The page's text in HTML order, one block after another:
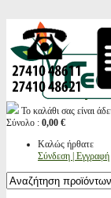
Το καλάθι σας είναι
Σύνολο : 0,00 €
Καλώς ήρθατε
Σύνδεση | Εγγραφή